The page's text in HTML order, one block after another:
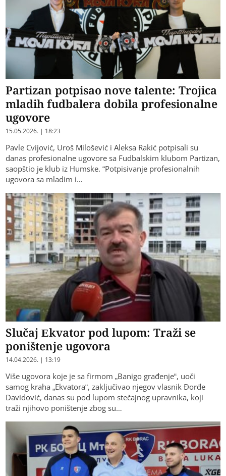
Partizan potpisao nove talente: Trojica
mladih fudbalera dobila profesionalne
ugovore
15.05.2026. | 18:23
Pavle Cvijović, Uroš Milošević i Aleksa Rakić potpisali su
danas profesionalne ugovore sa Fudbalskim klubom Partizan,
saopštio je klub iz Humske. “Potpisivanje profesionalnih
ugovora sa mladim i…
Slučaj Ekvator pod lupom: Traži se
poništenje ugovora
14.04.2026. | 13:19
Više ugovora koje je sa firmom „Banigo građenje“, uoči
samog kraha „Ekvatora“, zaključivao njegov vlasnik Đorđe
Davidović, danas su pod lupom stečajnog upravnika, koji
traži njihovo poništenje zbog su…